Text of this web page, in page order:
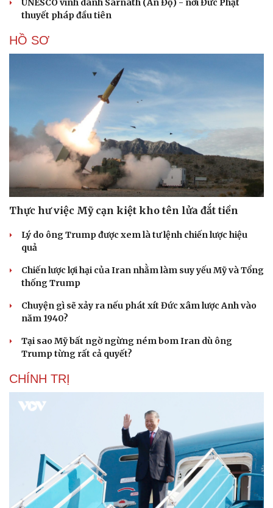
UNESCO vinh danh Sarnath (Ấn Độ) - nơi Đức Phật
thuyết pháp đầu tiên
HỒ SƠ
Thực hư việc Mỹ cạn kiệt kho tên lửa đắt tiền
Lý do ông Trump được xem là tư lệnh chiến lược hiệu
quả
Chiến lược lợi hại của Iran nhằm làm suy yếu Mỹ và Tổng
thống Trump
Chuyện gì sẽ xảy ra nếu phát xít Đức xâm lược Anh vào
năm 1940?
Tại sao Mỹ bất ngờ ngừng ném bom Iran dù ông
Trump từng rất cả quyết?
CHÍNH TRỊ